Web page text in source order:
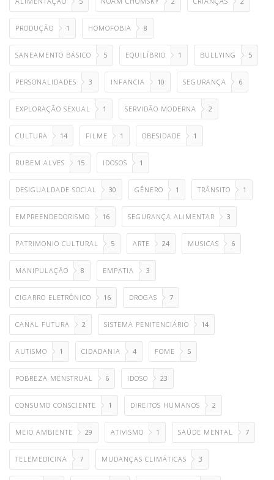
PRODUÇÃO 1 HOMOFOBIA 8
SANEAMENTO BÁSICO 5 EQUILÍBRIO 1 BULLYING 5
PERSONALIDADES 3 INFANCIA 10 SEGURANÇA 6
EXPLORAÇÃO SEXUAL 1 SERVIDÃO MODERNA 2
CULTURA 14 FILME 1 OBESIDADE 1
RUBEM ALVES 15 IDOSOS 1
DESIGUALDADE SOCIAL 30 GÊNERO 1 TRÂNSITO 1
EMPREENDEDORISMO 16 SEGURANÇA ALIMENTAR 3
PATRIMONIO CULTURAL 5 ARTE 24 MUSICAS 6
MANIPULAÇÃO 8 EMPATIA 3
CIGARRO ELETRÔNICO 16 DROGAS 7
CANAL FUTURA 2 SISTEMA PENITENCIÁRIO 14
AUTISMO 1 CIDADANIA 4 FOME 5
POBREZA MENSTRUAL 6 IDOSO 23
CONSUMO CONSCIENTE 1 DIREITOS HUMANOS 2
MEIO AMBIENTE 29 ATIVISMO 1 SAÚDE MENTAL 7
TELEMEDICINA 7 MUDANÇAS CLIMÁTICAS 3